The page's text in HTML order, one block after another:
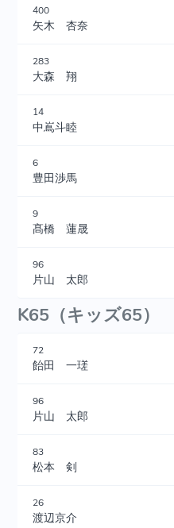
400
矢木 杏奈
283
大森 翔
14
中嶌斗睦
6
豊田渉馬
9
髙橋 蓮晟
96
片山 太郎
K65（キッズ65）
72
飴田 一瑳
96
片山 太郎
83
松本 剣
26
渡辺京介